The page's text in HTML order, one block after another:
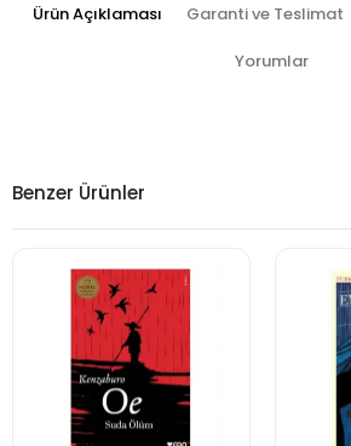
Ürün Açıklaması Garanti ve Teslimat
Yorumlar
Benzer Ürünler